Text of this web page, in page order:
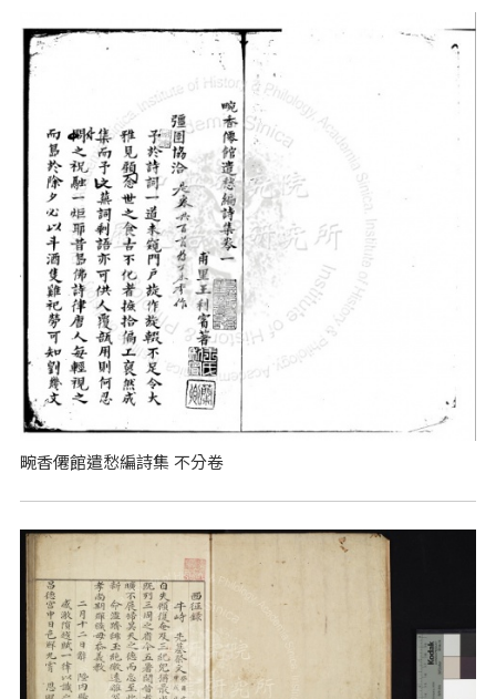
畹香僊館遣愁編詩集 不分卷